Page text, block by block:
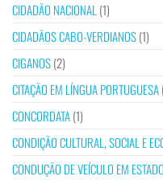
CIDADÃO NACIONAL (1)
CIDADÃOS CABO-VERDIANOS(1)
CIGANOS(2)
CITAÇÃO EM LÍNGUA PORTUGUESA
CONCORDATA(1)
CONDIÇÃO CULTURAL, SOCIAL E
CONDUÇÃO DE VEÍCULO EM